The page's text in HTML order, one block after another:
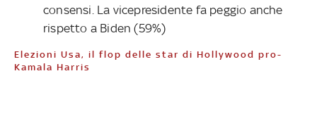
consensi. La vicepresidente fa peggio anche
rispetto a Biden (59%)
Elezioni Usa, il flop delle star di Hollywood pro-
Kamala Harris